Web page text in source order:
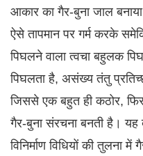
आकार का गैर-बुना जाल
ऐसे तापमान पर गर्म करके
पिघलने वाला त्वचा बहुलक
पिघलता है, असंख्य तंतु
जिससे एक बहुत ही कठोर,
गैर-बुना संरचना बनती है। यह
विनिर्माण विधियों की तुलना